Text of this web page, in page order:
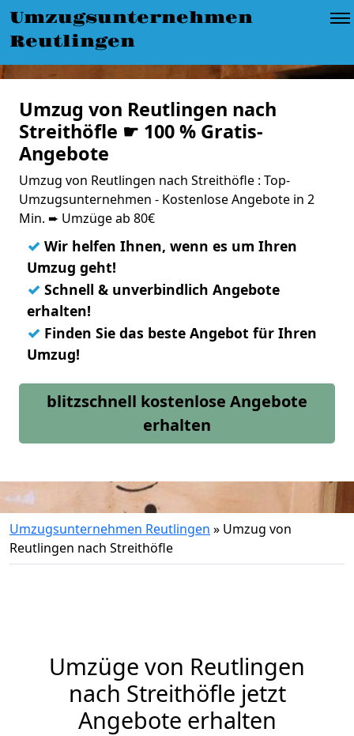
Umzugsunternehmen
Reutlingen
Umzug von Reutlingen nach
Streithöfle ☛ 100 % Gratis-
Angebote
Umzug von Reutlingen nach Streithöfle : Top-
Umzugsunternehmen - Kostenlose Angebote in 2
Min. ➨ Umzüge ab 80€
✓ Wir helfen Ihnen, wenn es um Ihren
Umzug geht!
✓ Schnell & unverbindlich Angebote
erhalten!
✓ Finden Sie das beste Angebot für Ihren
Umzug!
blitzschnell kostenlose Angebote
erhalten
Umzugsunternehmen Reutlingen » Umzug von
Reutlingen nach Streithöfle
Umzüge von Reutlingen
nach Streithöfle jetzt
Angebote erhalten